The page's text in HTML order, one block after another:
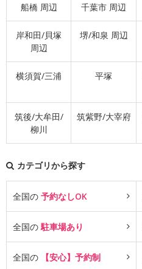
船橋 周辺 千葉市 周辺
岸和田/貝塚
周辺
堺/和泉 周辺
横須賀/三浦 平塚
筑後/大牟田/
柳川
筑紫野/大宰府
カテゴリから探す
全国の 予約なしOK
全国の 駐車場あり
全国の 【安心】予約制